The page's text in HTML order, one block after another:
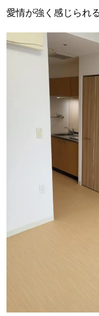
愛情が強く感じられ